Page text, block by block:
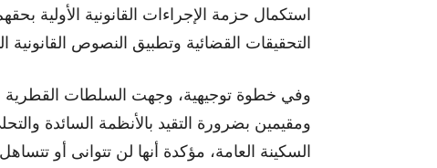
استكمال حزمة الإجراءات القانونية الأولية
التحقيقات القضائية وتطبيق النصوص القانونية
وفي خطوة توجيهية، وجهت السلطات القطرية
ومقيمين بضرورة التقيد بالأنظمة السائدة
السكينة العامة، مؤكدة أنها لن تتوانى أو